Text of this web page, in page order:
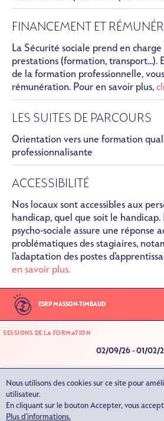
FINANCEMENT ET
La Sécurité sociale prend en charge
prestations (formation, transport...).
de la formation professionnelle,
rémunération. Pour en savoir plus,
LES SUITES DE PARCOURS
Orientation vers une formation
professionnalisante
ACCESSIBILITÉ
Nos locaux sont accessibles aux
handicap, quel que soit le handicap.
psycho-sociale assure une réponse
problématiques des stagiaires,
l’adaptation des postes
en savoir plus.
ESRP MASSON-TIMBAUD
SESSIONS DE LA FORMATION
02/09/26 - 01/02/
SECRÉTARIAT FILIÈRE INFORMATIQUE
ESRP-IDF-INFORMATIQUE@ASSO-
Nous utilisons des cookies sur ce site pour
utilisateur.
En cliquant sur le bouton Accepter, vous
Plus d'informations.